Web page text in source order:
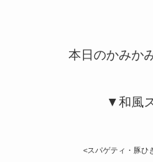
本日のかみか
▼和風
<スパゲティ・豚ひ